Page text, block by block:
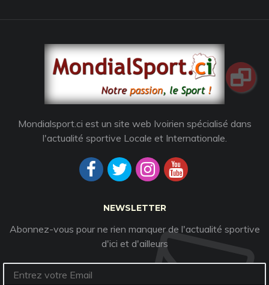
Mondialsport.ci est un site web Ivoirien spécialisé dans
l'actualité sportive Locale et Internationale.
NEWSLETTER
Abonnez-vous pour ne rien manquer de l'actualité sportive
d'ici et d'ailleurs